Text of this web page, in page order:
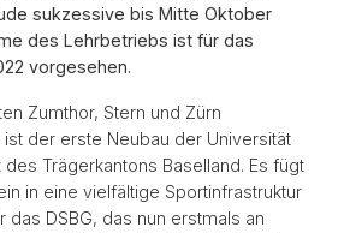
sukzessive bis Mitte Oktober
des Lehrbetriebs ist für das
vorgesehen.
Zumthor, Stern und Zürn
der erste Neubau der Universität
Trägerkantons Baselland. Es fügt
in eine vielfältige Sportinfrastruktur
das DSBG, das nun erstmals an